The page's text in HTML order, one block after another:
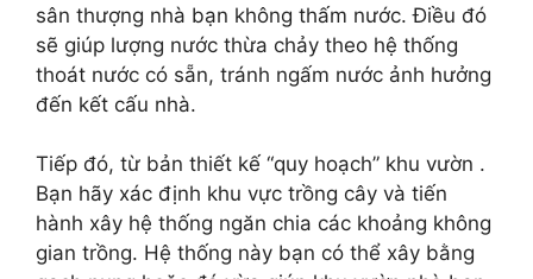
sân thượng nhà bạn không thấm nước. Điều đó
sẽ giúp lượng nước thừa chảy theo hệ thống
thoát nước có sẵn, tránh ngấm nước ảnh hưởng
đến kết cấu nhà.
Tiếp đó, từ bản thiết kế “quy hoạch” khu vườn .
Bạn hãy xác định khu vực trồng cây và tiến
hành xây hệ thống ngăn chia các khoảng không
gian trồng. Hệ thống này bạn có thể xây bằng